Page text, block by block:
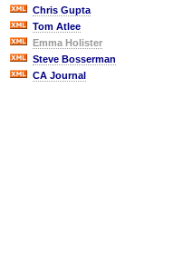
Chris Gupta
Tom Atlee
Emma Holister
Steve Bosserman
CA Journal